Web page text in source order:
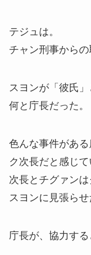
テジュは。
チャン刑事からの
スヨンが「彼氏
何と庁長だった。
色んな事件があ
ク次長だと感じて
次長とチグァンは
スヨンに見張らせ
庁長が、協力する